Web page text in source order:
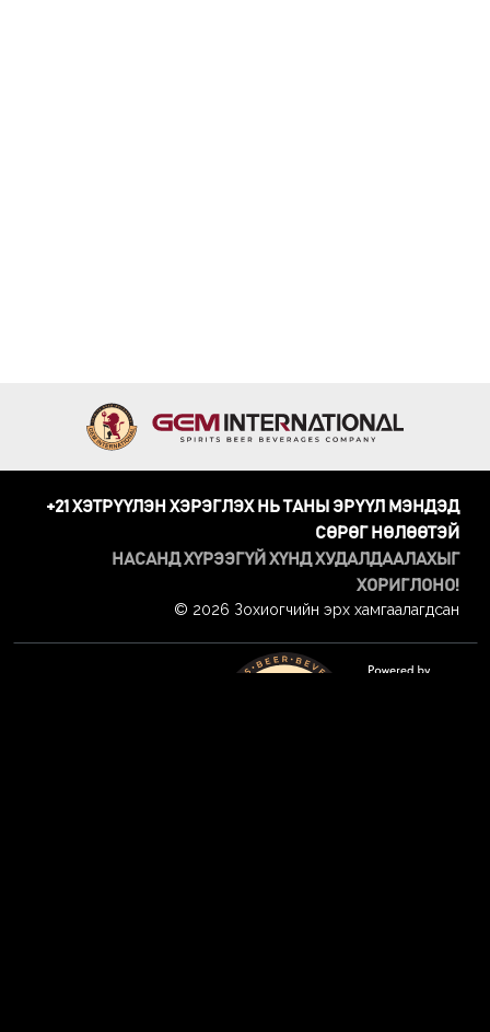
© 2026 Зохиогчийн эрх хамгаалагдсан
НАСАНД ХҮРЭЭГҮЙ ХҮНД ХУДАЛДААЛАХЫГ
ХОРИГЛОНО!
+21 ХЭТРҮҮЛЭН ХЭРЭГЛЭХ НЬ ТАНЫ ЭРҮҮЛ МЭНДЭД
СӨРӨГ НӨЛӨӨТЭЙ